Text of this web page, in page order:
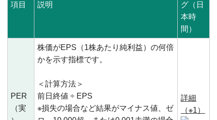
項目 説明
グ（日
本時
間）
PER
（実
株価がEPS（1株あたり純利益）の何倍
かを示す指標です。
＜計算方法＞
前日終値 ÷ EPS
※損失の場合など結果がマイナス値、ゼ
詳細
（※1）